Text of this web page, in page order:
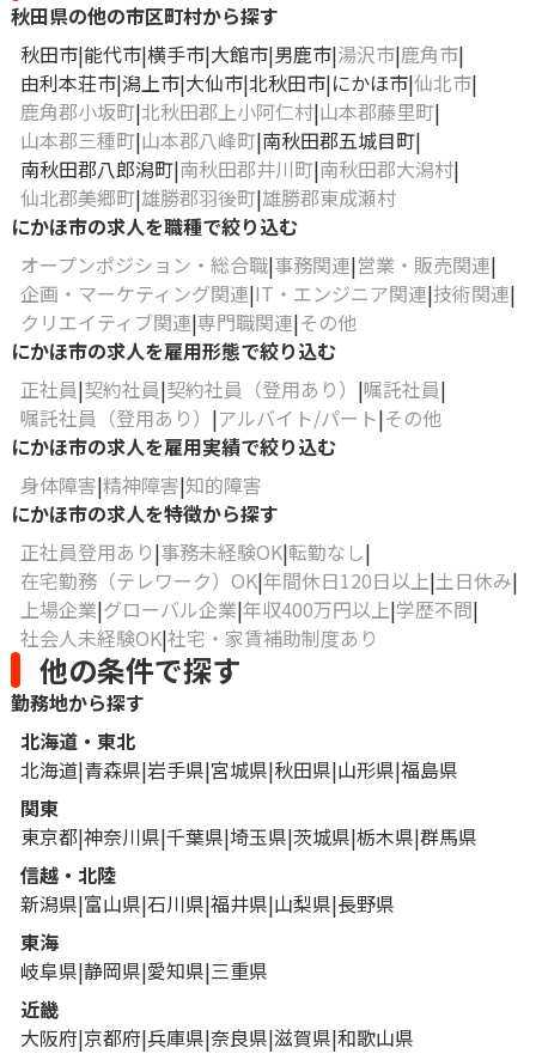
秋田県の他の市区町村から探す
秋田市 能代市 横手市 大館市 男鹿市 湯沢市 鹿角市
由利本荘市 潟上市 大仙市 北秋田市 にかほ市 仙北市
鹿角郡小坂町 北秋田郡上小阿仁村 山本郡藤里町
山本郡三種町 山本郡八峰町 南秋田郡五城目町
南秋田郡八郎潟町 南秋田郡井川町 南秋田郡大潟村
仙北郡美郷町 雄勝郡羽後町 雄勝郡東成瀬村
にかほ市の求人を職種で絞り込む
オープンポジション・総合職 事務関連 営業・販売関連
企画・マーケティング関連 IT・エンジニア関連 技術関連
クリエイティブ関連 専門職関連 その他
にかほ市の求人を雇用形態で絞り込む
正社員 契約社員 契約社員（登用あり）
嘱託社員
嘱託社員（登用あり）
アルバイト/パート その他
にかほ市の求人を雇用実績で絞り込む
身体障害 精神障害 知的障害
にかほ市の求人を特徴から探す
正社員登用あり 事務未経験OK 転勤なし
在宅勤務（テレワーク）OK 年間休日120日以上 土日休み
上場企業 グローバル企業 年収400万円以上 学歴不問
社会人未経験OK 社宅・家賃補助制度あり
他の条件で探す
勤務地から探す
北海道・東北
北海道 青森県 岩手県 宮城県 秋田県 山形県 福島県
関東
東京都 神奈川県 千葉県 埼玉県 茨城県 栃木県 群馬県
信越・北陸
新潟県 富山県 石川県 福井県 山梨県 長野県
東海
岐阜県 静岡県 愛知県 三重県
近畿
大阪府 京都府 兵庫県 奈良県 滋賀県 和歌山県